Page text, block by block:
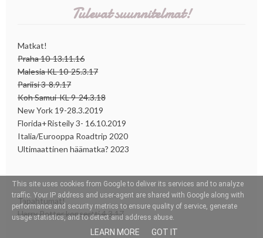
Tulevat suunnitelmat!
Matkat!
Praha 10-13.11.16
Malesia KL 10-25.3.17
Pariisi 3-8.9.17
Koh Samui-KL 9-24.3.18
New York 19-28.3.2019
Florida+Risteily 3- 16.10.2019
Italia/Eurooppa Roadtrip 2020
Ultimaattinen häämatka? 2023
Tapahtumat!
Harry Potter konsertti 4.3.17
This site uses cookies from Google to deliver its services and to analyze
traffic. Your IP address and user-agent are shared with Google along with
performance and security metrics to ensure quality of service, generate
usage statistics, and to detect and address abuse.
LEARN MORE GOT IT